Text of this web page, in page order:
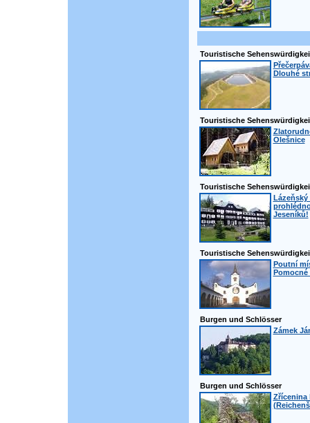
Touristische
Dlouhé
Touristische
Olešnice
Touristische
Jeseníků!
Touristische
Poutní
Pomocné
Burgen und Schlösser
Zámek
Burgen und Schlösser
Zřícenina